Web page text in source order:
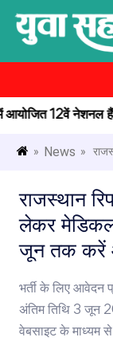
12वें नेशनल
» News »
राजस्थान
लेकर
जून तक करें
भर्ती के लिए आवेदन
अंतिम तिथि 3 जून
वेबसाइट के